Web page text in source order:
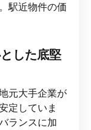
駅近物件の価
した底堅
元大手企業が
定していま
ランスに加